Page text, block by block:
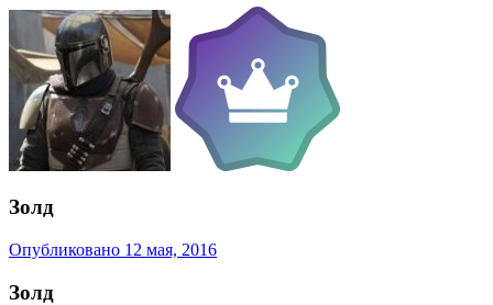
Золд
Опубликовано 12 мая, 2016
Золд